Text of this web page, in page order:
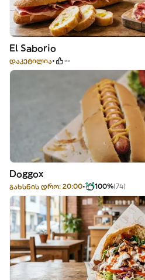
El Saborio
დაკეტილია --
Doggox
გახსნის დრო: 20:00 100%(74)